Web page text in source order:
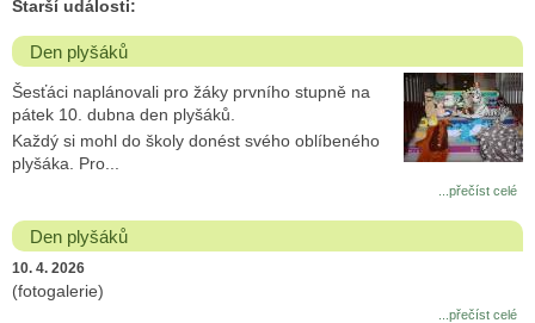
Starší události:
Den plyšáků
Šesťáci naplánovali pro žáky prvního stupně na
pátek 10. dubna den plyšáků.
Každý si mohl do školy donést svého oblíbeného
plyšáka. Pro...
...přečíst celé
Den plyšáků
10. 4. 2026
(fotogalerie)
...přečíst celé